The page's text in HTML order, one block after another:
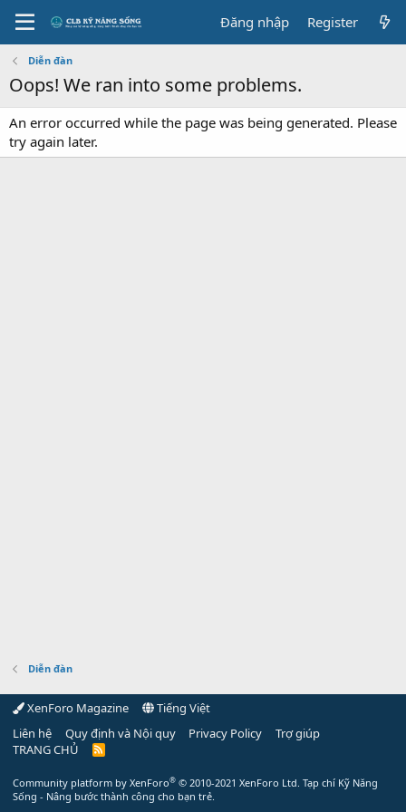
Đăng nhập Register
Diễn đàn
Oops! We ran into some problems.
An error occurred while the page was being generated. Please
try again later.
Diễn đàn
XenForo Magazine
Tiếng Việt
Liên hệ
Quy định và Nội quy Privacy Policy
Trợ giúp
TRANG CHỦ
R
Community platform by XenForo® © 2010-2021 XenForo Ltd. Tạp chí Kỹ Năng
Sống - Nâng bước thành công cho bạn trẻ.